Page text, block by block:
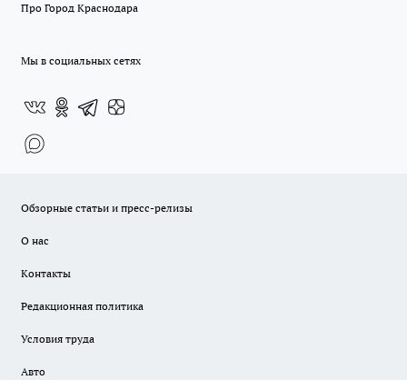
Про Город Краснодара
Мы в социальных сетях
Обзорные статьи и пресс-релизы
О нас
Контакты
Редакционная политика
Условия труда
Авто